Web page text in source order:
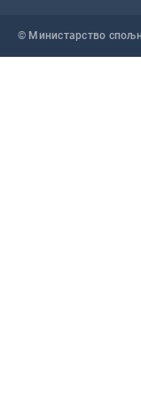
© Министарство